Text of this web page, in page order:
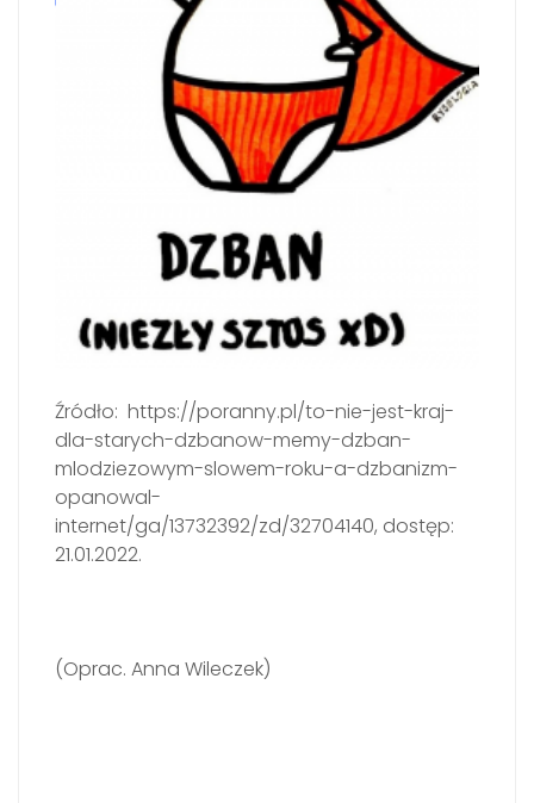
Źródło: https://poranny.pl/to-nie-jest-kraj-
dla-starych-dzbanow-memy-dzban-
mlodziezowym-slowem-roku-a-dzbanizm-
opanowal-
internet/ga/13732392/zd/32704140, dostęp:
21.01.2022.
(Oprac. Anna Wileczek)